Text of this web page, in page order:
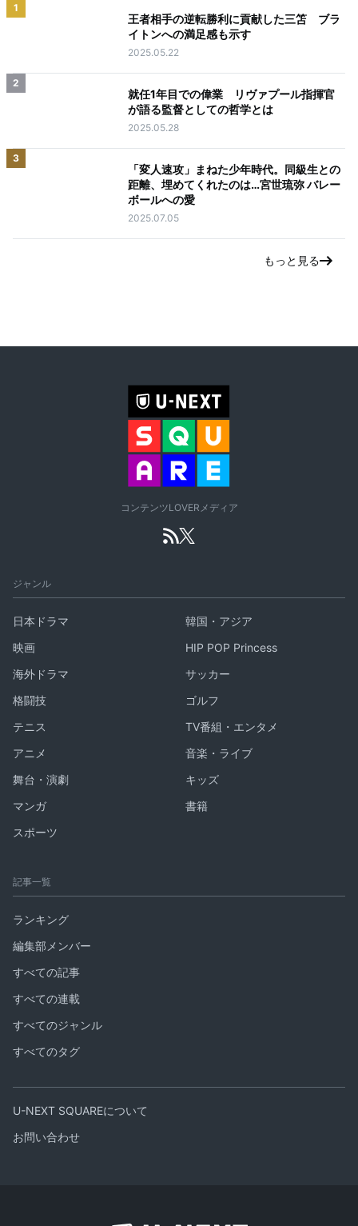
1
王者相手の逆転勝利に貢献した三笘 ブラ
イトンへの満足感も示す
2025.05.22
2
就任1年目での偉業 リヴァプール指揮官
が語る監督としての哲学とは
2025.05.28
3
「変人速攻」まねた少年時代。同級生との
距離、埋めてくれたのは…宮世琉弥 バレー
ボールへの愛
2025.07.05
もっと見る
コンテンツLOVERメディア
ジャンル
日本ドラマ
韓国・アジア
映画
HIP POP Princess
海外ドラマ
サッカー
格闘技
ゴルフ
テニス
TV番組・エンタメ
アニメ
音楽・ライブ
舞台・演劇
キッズ
マンガ
書籍
スポーツ
記事一覧
ランキング
編集部メンバー
すべての記事
すべての連載
すべてのジャンル
すべてのタグ
U-NEXT SQUAREについて
お問い合わせ